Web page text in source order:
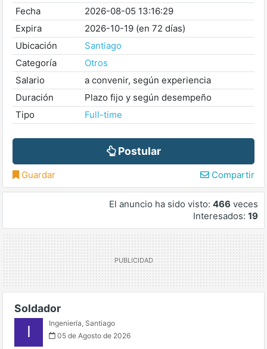
Fecha
2026-08-05 13:16:29
Expira
2026-10-19 (en 72 días)
Ubicación
Santiago
Categoría
Otros
Salario
a convenir, según experiencia
Duración
Plazo fijo y según desempeño
Tipo
Full-time
Postular
Guardar Compartir
El anuncio ha sido visto: 466 veces
Interesados: 19
Soldador
I Ingeniería, Santiago
05 de Agosto de 2026